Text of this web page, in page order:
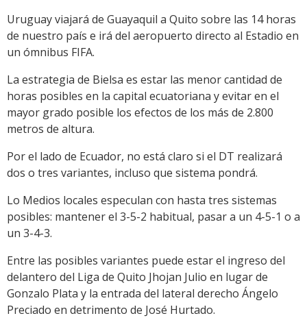
Uruguay viajará de Guayaquil a Quito sobre las 14 horas
de nuestro país e irá del aeropuerto directo al Estadio en
un ómnibus FIFA.
La estrategia de Bielsa es estar las menor cantidad de
horas posibles en la capital ecuatoriana y evitar en el
mayor grado posible los efectos de los más de 2.800
metros de altura.
Por el lado de Ecuador, no está claro si el DT realizará
dos o tres variantes, incluso que sistema pondrá.
Lo Medios locales especulan con hasta tres sistemas
posibles: mantener el 3-5-2 habitual, pasar a un 4-5-1 o a
un 3-4-3.
Entre las posibles variantes puede estar el ingreso del
delantero del Liga de Quito Jhojan Julio en lugar de
Gonzalo Plata y la entrada del lateral derecho Ángelo
Preciado en detrimento de José Hurtado.